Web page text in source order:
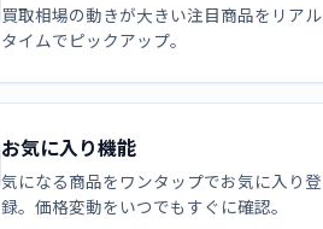
買取相場の動きが大きい注目商品をリアル
タイムでピックアップ。
お気に入り機能
気になる商品をワンタップでお気に入り登
録。価格変動をいつでもすぐに確認。